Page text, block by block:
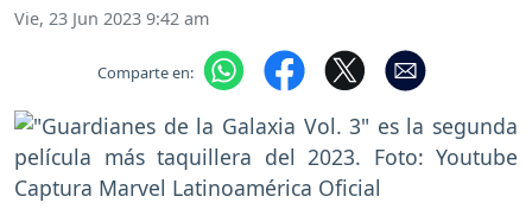
Vie, 23 Jun 2023 9:42 am
Comparte en: